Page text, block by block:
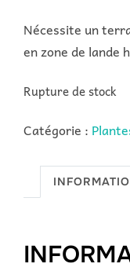
Nécessite un
en zone de lande
Rupture de stock
Catégorie :